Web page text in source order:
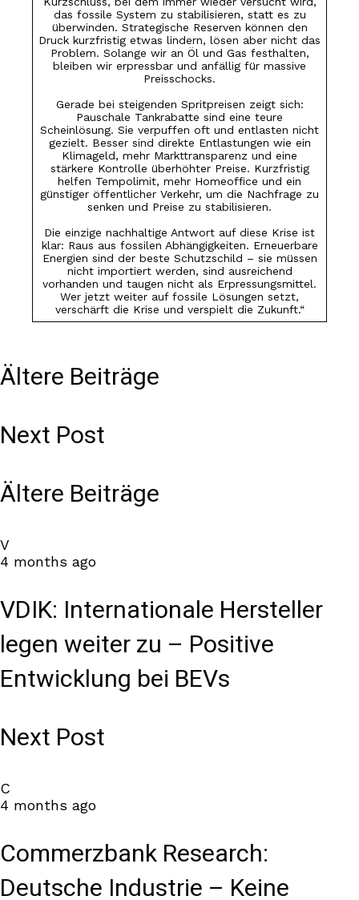
das fossile System zu stabilisieren, statt es zu
überwinden. Strategische Reserven können den
Druck kurzfristig etwas lindern, lösen aber nicht das
Problem. Solange wir an Öl und Gas festhalten,
bleiben wir erpressbar und anfällig für massive
Preisschocks.
Gerade bei steigenden Spritpreisen zeigt sich:
Pauschale Tankrabatte sind eine teure
Scheinlösung. Sie verpuffen oft und entlasten nicht
gezielt. Besser sind direkte Entlastungen wie ein
Klimageld, mehr Markttransparenz und eine
stärkere Kontrolle überhöht­er Preise. Kurzfristig
helfen Tempolimit, mehr Homeoffice und ein
günstiger öffentlicher Verkehr, um die Nachfrage zu
senken und Preise zu stabilisieren.
Die einzige nachhaltige Antwort auf diese Krise ist
klar: Raus aus fossilen Abhängigkeiten. Erneuerbare
Energien sind der beste Schutzschild – sie müssen
nicht importiert werden, sind ausreichend
vorhanden und taugen nicht als Erpressungsmittel.
Wer jetzt weiter auf fossile Lösungen setzt,
verschärft die Krise und verspielt die Zukunft.“
Ältere Beiträge
Next Post
Ältere Beiträge
V
4 months ago
VDIK: Internationale Hersteller
legen weiter zu – Positive
Entwicklung bei BEVs
Next Post
C
4 months ago
Commerzbank Research:
Deutsche Industrie – Keine